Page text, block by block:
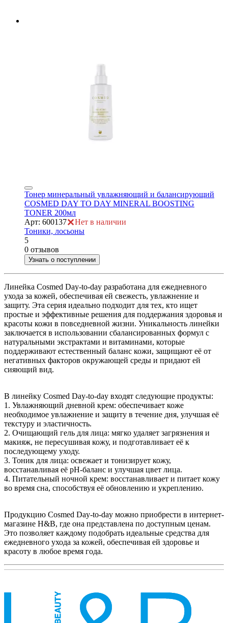
Тонер минеральный увлажняющий и балансирующий
COSMED DAY TO DAY MINERAL BOOSTING
TONER 200мл
Арт: 600137
Нет в наличии
Тоники, лосьоны
5
0 отзывов
Узнать о поступлении
Линейка Cosmed Day-to-day разработана для ежедневного
ухода за кожей, обеспечивая ей свежесть, увлажнение и
защиту. Эта серия идеально подходит для тех, кто ищет
простые и эффективные решения для поддержания здоровья и
красоты кожи в повседневной жизни. Уникальность линейки
заключается в использовании сбалансированных формул с
натуральными экстрактами и витаминами, которые
поддерживают естественный баланс кожи, защищают её от
негативных факторов окружающей среды и придают ей
сияющий вид.
В линейку Cosmed Day-to-day входят следующие продукты:
1. Увлажняющий дневной крем: обеспечивает коже
необходимое увлажнение и защиту в течение дня, улучшая её
текстуру и эластичность.
2. Очищающий гель для лица: мягко удаляет загрязнения и
макияж, не пересушивая кожу, и подготавливает её к
последующему уходу.
3. Тоник для лица: освежает и тонизирует кожу,
восстанавливая её pH-баланс и улучшая цвет лица.
4. Питательный ночной крем: восстанавливает и питает кожу
во время сна, способствуя её обновлению и укреплению.
Продукцию Cosmed Day-to-day можно приобрести в интернет-
магазине H&B, где она представлена по доступным ценам.
Это позволяет каждому подобрать идеальные средства для
ежедневного ухода за кожей, обеспечивая ей здоровье и
красоту в любое время года.